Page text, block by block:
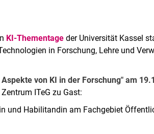
KI-Thementage der Universität Kassel
in Forschung, Lehre und
von KI in der Forschung" am
ITeG zu Gast:
und Habilitandin am Fachgebiet